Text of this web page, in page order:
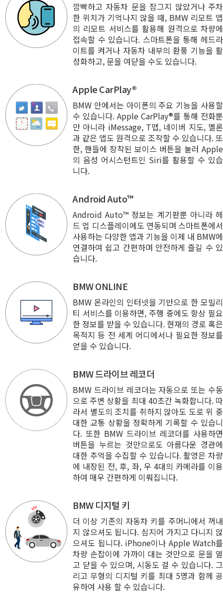
깜빡하고 자동차 문을 잠그지 않았거나 주차
한 위치가 기억나지 않을 때, BMW 리모트 앱
의 리모트 서비스를 활용해 원격으로 차량에
접속할 수 있습니다. 스마트폰을 통해 헤드라
이트를 켜거나 자동차 내부의 환풍 기능을 활
성화하고, 문을 여닫을 수도 있습니다.
Apple CarPlay®
BMW 안에서는 아이폰의 주요 기능을 사용할
수 있습니다. Apple CarPlay®를 통해 전화뿐
만 아니라 iMessage, T맵, 네이버 지도, 멜론
과 같은 앱도 원격으로 조작할 수 있습니다. 또
한, 핸들에 장착된 보이스 버튼을 눌러 Apple
의 음성 어시스턴트인 Siri를 활용할 수 있습
니다.
Android Auto™
Android Auto™ 정보는 계기판뿐 아니라 헤
드 업 디스플레이에도 연동되며 스마트폰에서
사용하는 다양한 앱과 기능을 이제 내 BMW에
연결하여 쉽고 간편하며 안전하게 즐길 수 있
습니다.
BMW ONLINE
BMW 온라인의 인터넷을 기반으로 한 모빌리
티 서비스를 이용하면, 주행 중에도 항상 필요
한 정보를 받을 수 있습니다. 현재의 경로 혹은
목적지 등 전 세계 어디에서나 필요한 정보를
얻을 수 있습니다.
BMW 드라이브 레코더
BMW 드라이브 레코더는 자동으로 또는 수동
으로 주변 상황을 최대 40초간 녹화합니다. 따
라서 별도의 조치를 취하지 않아도 도로 위 중
대한 교통 상황을 정확하게 기록할 수 있습니
다. 또한 BMW 드라이브 레코더를 사용하면
버튼을 누르는 것만으로도 아름다운 경관에
대한 추억을 수집할 수 있습니다. 촬영은 차량
에 내장된 전, 후, 좌, 우 4대의 카메라를 이용
하여 매우 간편하게 이뤄집니다.
BMW 디지털 키
더 이상 기존의 자동차 키를 주머니에서 꺼내
지 않으셔도 됩니다. 심지어 가지고 다니지 않
으셔도 됩니다. iPhone이나 Apple Watch를
차량 손잡이에 가까이 대는 것만으로 문을 열
고 닫을 수 있으며, 시동도 걸 수 있습니다. 그
리고 무형의 디지털 키를 최대 5명과 함께 공
유하여 사용 할 수 있습니다.